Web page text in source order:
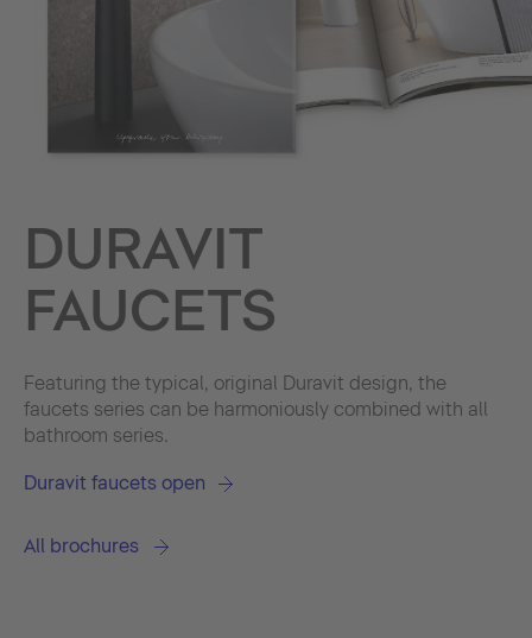
DURAVIT
FAUCETS
Featuring the typical, original Duravit design, the
faucets series can be harmoniously combined with all
bathroom series.
Duravit faucets open
All brochures